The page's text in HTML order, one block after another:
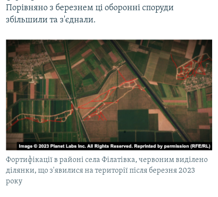
Порівняно з березнем ці оборонні споруди
збільшили та з'єднали.
Фортифікації в районі села Філатівка, червоним виділено
ділянки, що з'явилися на території після березня 2023
року